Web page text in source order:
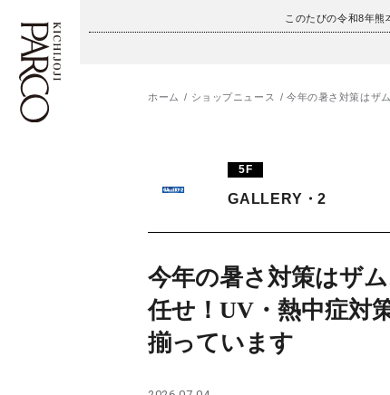
このたびの令和8年熊
施設案内・アクセス
レストラン・カフェ
TAX FREE
ภาษาไทย
ホーム ショップニュース 今年の暑さ対策はザ
5F
GALLERY・2
今年の暑さ対策はザ
任せ！UV・熱中症対
揃っています